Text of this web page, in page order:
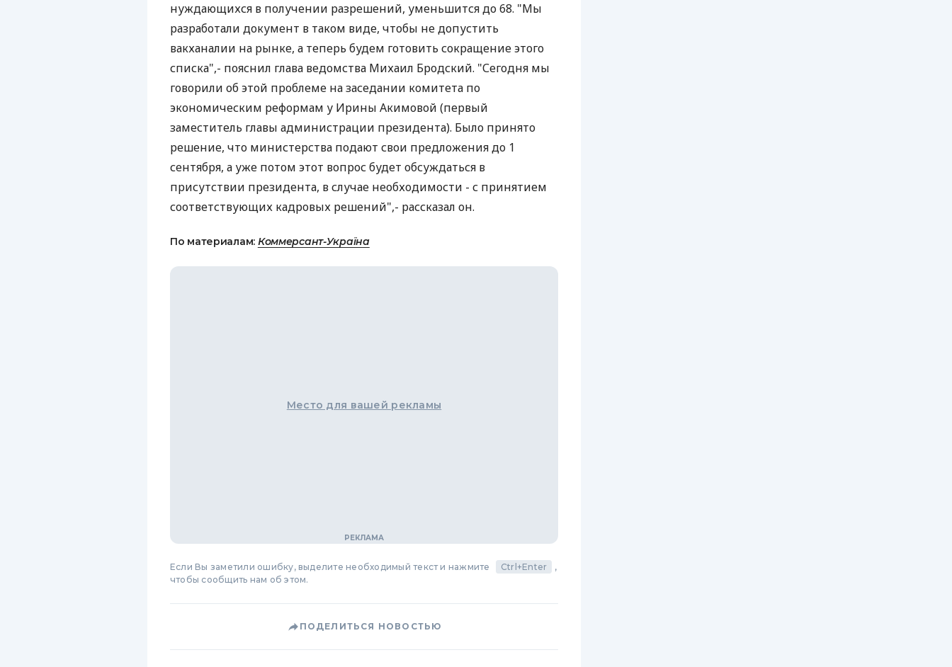
нуждающихся в получении разрешений, уменьшится до 68. "Мы
разработали документ в таком виде, чтобы не допустить
вакханалии на рынке, а теперь будем готовить сокращение этого
списка",- пояснил глава ведомства Михаил Бродский. "Сегодня мы
говорили об этой проблеме на заседании комитета по
экономическим реформам у Ирины Акимовой (первый
заместитель главы администрации президента). Было принято
решение, что министерства подают свои предложения до 1
сентября, а уже потом этот вопрос будет обсуждаться в
присутствии президента, в случае необходимости - с принятием
соответствующих кадровых решений",- рассказал он.
По материалам: Коммерсант-Україна
Место для вашей рекламы
Если Вы заметили ошибку, выделите необходимый текст и нажмите Ctrl+Enter
,
чтобы сообщить нам об этом.
ПОДЕЛИТЬСЯ НОВОСТЬЮ